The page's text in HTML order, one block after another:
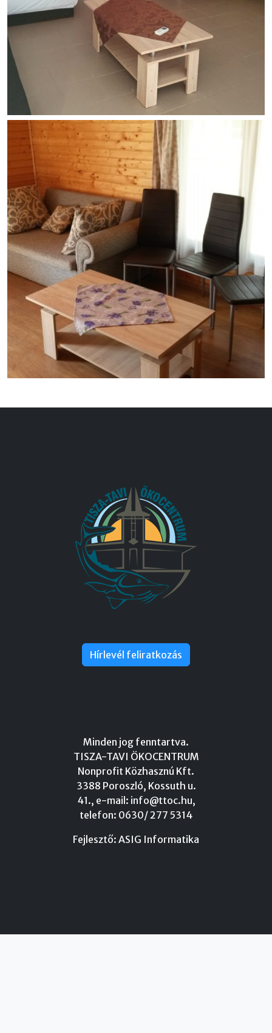
Hírlevél feliratkozás
Minden jog fenntartva.
TISZA-TAVI ÖKOCENTRUM
Nonprofit Közhasznú Kft.
3388 Poroszló, Kossuth u.
41., e-mail: info@ttoc.hu,
telefon: 0630/ 277 5314
Fejlesztő: ASIG Informatika